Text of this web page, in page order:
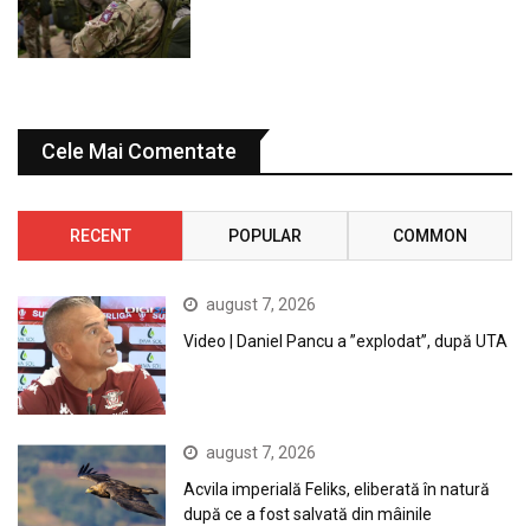
Cele Mai Comentate
RECENT POPULAR COMMON
august 7, 2026
Video | Daniel Pancu a ”explodat”, după UTA
august 7, 2026
Acvila imperială Feliks, eliberată în natură
după ce a fost salvată din mâinile